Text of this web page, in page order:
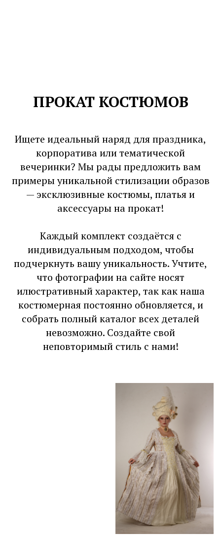
ПРОКАТ КОСТЮМОВ
Ищете идеальный наряд для праздника,
корпоратива или тематической
вечеринки? Мы рады предложить вам
примеры уникальной стилизации образов
— эксклюзивные костюмы, платья и
аксессуары на прокат!
Каждый комплект создаётся с
индивидуальным подходом, чтобы
подчеркнуть вашу уникальность. Учтите,
что фотографии на сайте носят
илюстративный характер, так как наша
костюмерная постоянно обновляется, и
собрать полный каталог всех деталей
невозможно. Создайте свой
неповторимый стиль с нами!